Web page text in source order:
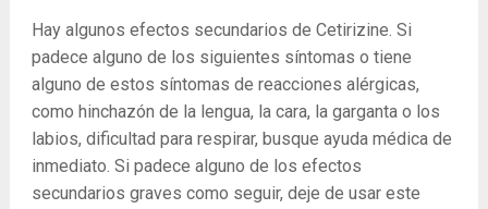
Hay algunos efectos secundarios de Cetirizine. Si
padece alguno de los siguientes síntomas o tiene
alguno de estos síntomas de reacciones alérgicas,
como hinchazón de la lengua, la cara, la garganta o los
labios, dificultad para respirar, busque ayuda médica de
inmediato. Si padece alguno de los efectos
secundarios graves como seguir, deje de usar este